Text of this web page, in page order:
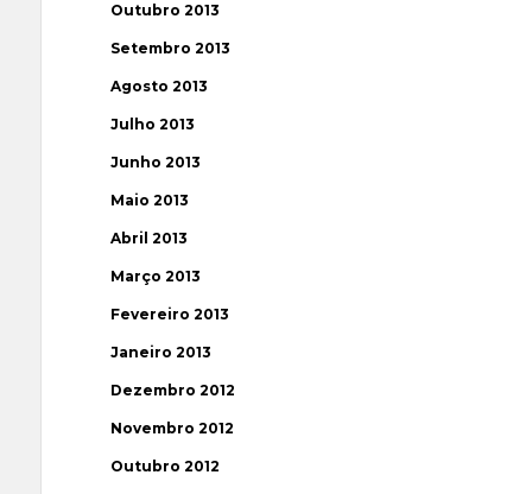
Outubro 2013
Setembro 2013
Agosto 2013
Julho 2013
Junho 2013
Maio 2013
Abril 2013
Março 2013
Fevereiro 2013
Janeiro 2013
Dezembro 2012
Novembro 2012
Outubro 2012